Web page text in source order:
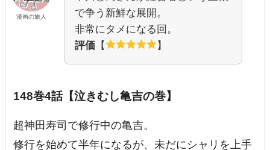
漫画の旅人
で争う新鮮な展開。
非常にタメになる回。
評価 【 】
148巻4話【泣きむし亀吉の巻】
超神田寿司で修行中の亀吉。
修行を始めて半年になるが、未だにシャリを上手